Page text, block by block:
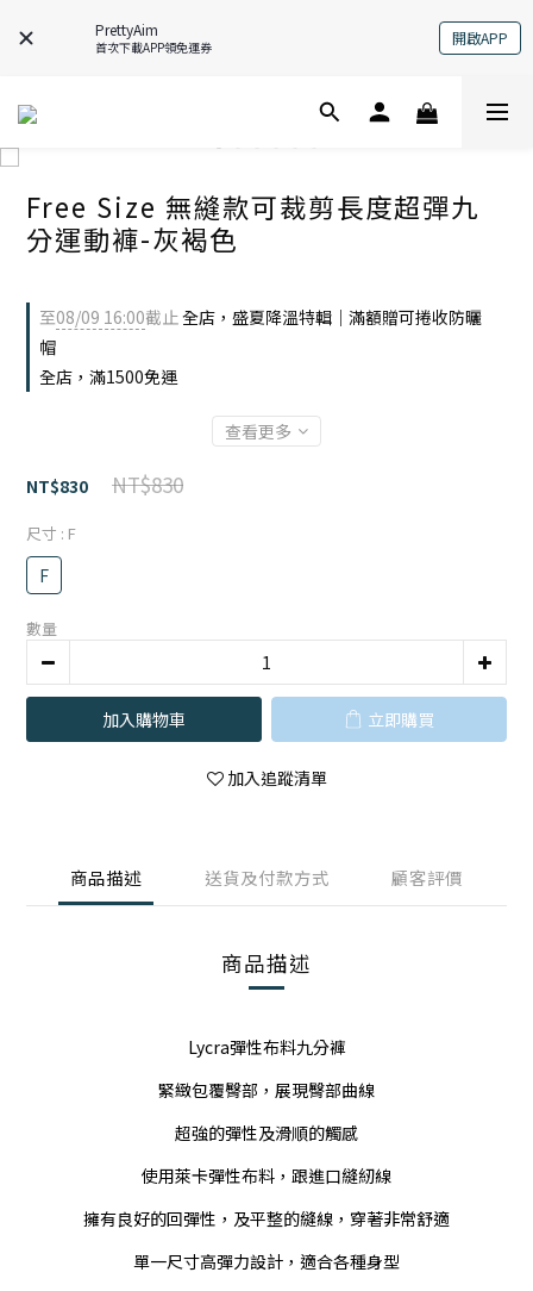
PrettyAim
首次下載APP領免運券 開啟APP
Free Size 無縫款可裁剪長度超彈九
分運動褲-灰褐色
至08/09 16:00截止全店，盛夏降溫特輯｜滿額贈可捲收防曬
帽
全店，滿1500免運
查看更多
NT$830
NT$830
尺寸 : F
F
數量
加入購物車 立即購買
加入追蹤清單
商品描述 送貨及付款方式 顧客評價
商品描述
Lycra彈性布料九分褲
緊緻包覆臀部，展現臀部曲線
超強的彈性及滑順的觸感
使用萊卡彈性布料，跟進口縫紉線
擁有良好的回彈性，及平整的縫線，穿著非常舒適
單一尺寸高彈力設計，適合各種身型